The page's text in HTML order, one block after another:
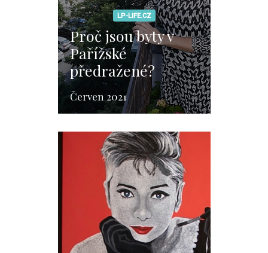
LP-LIFE.CZ
Proč jsou byty v
Pařížské
předražené?
Červen 2021